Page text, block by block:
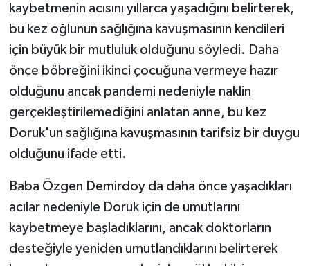
kaybetmenin acısını yıllarca yaşadığını belirterek,
bu kez oğlunun sağlığına kavuşmasının kendileri
için büyük bir mutluluk olduğunu söyledi. Daha
önce böbreğini ikinci çocuğuna vermeye hazır
olduğunu ancak pandemi nedeniyle naklin
gerçekleştirilemediğini anlatan anne, bu kez
Doruk'un sağlığına kavuşmasının tarifsiz bir duygu
olduğunu ifade etti.
Baba Özgen Demirdoy da daha önce yaşadıkları
acılar nedeniyle Doruk için de umutlarını
kaybetmeye başladıklarını, ancak doktorların
desteğiyle yeniden umutlandıklarını belirterek